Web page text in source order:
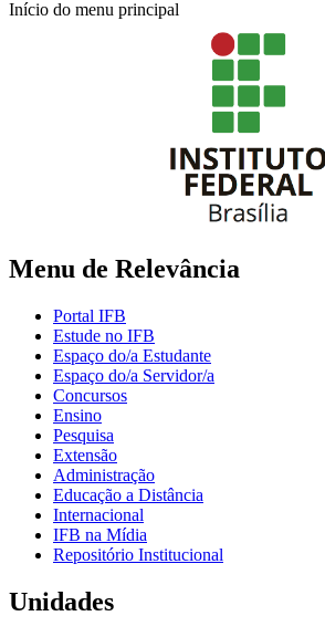
Início do menu principal
Menu de Relevância
Portal IFB
Estude no IFB
Espaço do/a Estudante
Espaço do/a Servidor/a
Concursos
Ensino
Pesquisa
Extensão
Administração
Educação a Distância
Internacional
IFB na Mídia
Repositório Institucional
Unidades